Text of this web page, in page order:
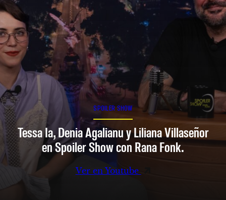
SPOILER SHOW
Tessa Ia, Denia Agalianu y Liliana Villaseñor
en Spoiler Show con Rana Fonk.
Ver en Youtube